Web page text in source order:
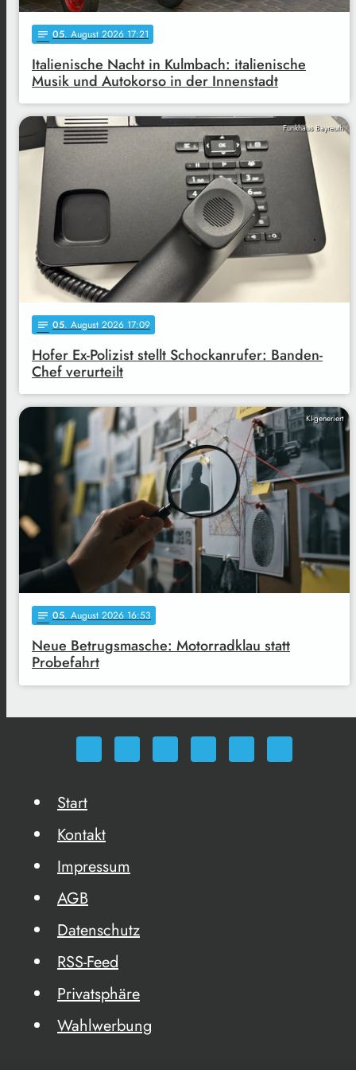
notes 05. August 2026 17:21
Italienische Nacht in Kulmbach: italienische
Musik und Autokorso in der Innenstadt
Funkhaus Bayreuth
notes 05. August 2026 17:09
Hofer Ex-Polizist stellt Schockanrufer: Banden-
Chef verurteilt
KI-generiert
notes 05. August 2026 16:53
Neue Betrugsmasche: Motorradklau statt
Probefahrt
Start
Kontakt
Impressum
AGB
Datenschutz
RSS-Feed
Privatsphäre
Wahlwerbung